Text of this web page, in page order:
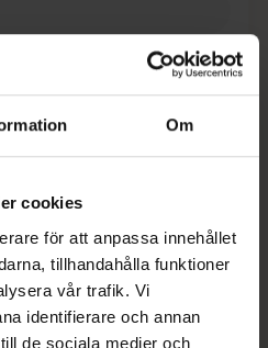
Om
cookies
för att anpassa innehållet
tillhandahålla funktioner
vår trafik. Vi
identifierare och annan
de sociala medier och
Kanteen
är utformad med
och en naturinspirerad
av certifierat 18/8
Climate Lock™
tåliga Klean Coat®-